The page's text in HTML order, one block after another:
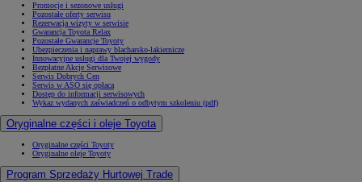
Promocje i sezonowe usługi
Pozostałe oferty serwisu
Rezerwacja wizyty w serwisie
Gwarancja Toyota Relax
Pozostałe Gwarancje Toyoty
Ubezpieczenia i naprawy blacharsko-lakiernicze
Innowacyjne usługi dla Twojej wygody
Bezpłatne Akcje Serwisowe
Serwis Dobrych Cen
Serwis w ASO się opłaca
Dostęp do informacji serwisowych
Wykaz wydanych zaświadczeń o odbytym szkoleniu (pdf)
Oryginalne części i oleje Toyota
Oryginalne części Toyoty
Oryginalne oleje Toyoty
Program Sprzedaży Hurtowej Trade